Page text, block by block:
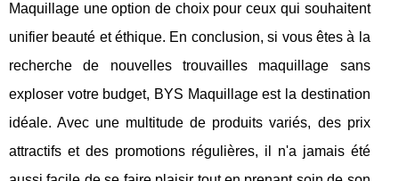
Maquillage une option de choix pour ceux qui souhaitent
unifier beauté et éthique. En conclusion, si vous êtes à la
recherche de nouvelles trouvailles maquillage sans
exploser votre budget, BYS Maquillage est la destination
idéale. Avec une multitude de produits variés, des prix
attractifs et des promotions régulières, il n'a jamais été